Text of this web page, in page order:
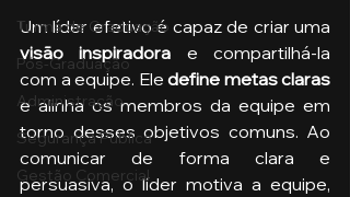
Turma de Graduação
Pós-Graduação
Administração
Segurança Publica
Gestão Comercial
Um líder efetivo é capaz de criar uma
visão inspiradora e compartilhá-la
com a equipe. Ele define metas claras
e alinha os membros da equipe em
torno desses objetivos comuns. Ao
comunicar de forma clara e
persuasiva, o líder motiva a equipe,